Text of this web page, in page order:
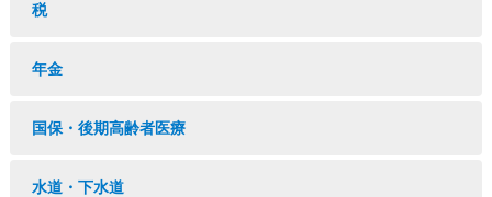
税
年金
国保・後期高齢者医療
水道・下水道